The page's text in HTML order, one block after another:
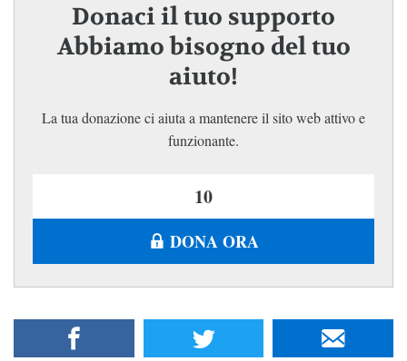
Donaci il tuo supporto
Abbiamo bisogno del tuo
aiuto!
La tua donazione ci aiuta a mantenere il sito web attivo e
funzionante.
DONA ORA